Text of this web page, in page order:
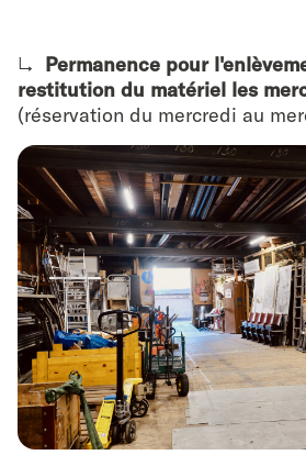
↳ Permanence pour
restitution du matériel les
(réservation du mercredi au